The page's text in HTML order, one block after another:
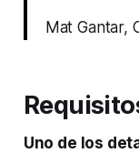
Mat Gantar,
Uno de los